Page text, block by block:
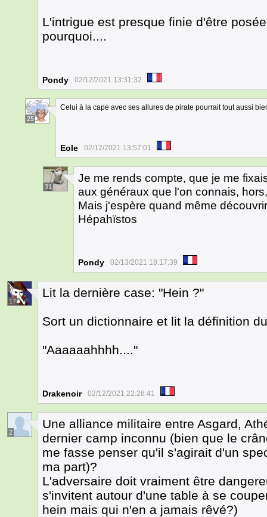
L'intrigue est presque finie d'être
pourquoi....
Pondy 02/12/2021 13:31:32
25
Celui à la cape avec ses allures de pirate pourrait tout aussi
Eole 02/12/2021 13:57:01
31
Je me rends compte, que je me
aux généraux que l'on connais,
Mais j'espère quand même
Hépahïstos
Pondy 02/13/2021 18:17:39
17
Lit la dernière case: "Hein ?"
Sort un dictionnaire et lit la définition
"Aaaaaahhhh...."
Drakenoir 02/12/2021 22:26:41
2
Une alliance militaire entre Asgard,
dernier camp inconnu (bien que le
me fasse penser qu'il s'agirait d'un
ma part)?
L'adversaire doit vraiment être
s'invitent autour d'une table à se
hein mais qui n'en a jamais rêvé?)